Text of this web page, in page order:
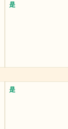
是
是